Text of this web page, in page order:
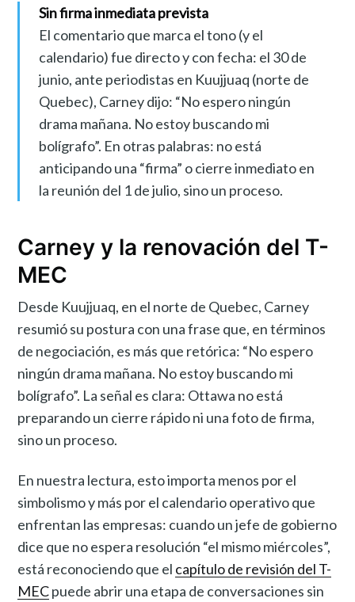
Sin firma inmediata prevista
El comentario que marca el tono (y el
calendario) fue directo y con fecha: el 30 de
junio, ante periodistas en Kuujjuaq (norte de
Quebec), Carney dijo: “No espero ningún
drama mañana. No estoy buscando mi
bolígrafo”. En otras palabras: no está
anticipando una “firma” o cierre inmediato en
la reunión del 1 de julio, sino un proceso.
Carney y la renovación del T-
MEC
Desde Kuujjuaq, en el norte de Quebec, Carney
resumió su postura con una frase que, en términos
de negociación, es más que retórica: “No espero
ningún drama mañana. No estoy buscando mi
bolígrafo”. La señal es clara: Ottawa no está
preparando un cierre rápido ni una foto de firma,
sino un proceso.
En nuestra lectura, esto importa menos por el
simbolismo y más por el calendario operativo que
enfrentan las empresas: cuando un jefe de gobierno
dice que no espera resolución “el mismo miércoles”,
está reconociendo que el capítulo de revisión del T-
MECpuede abrir una etapa de conversaciones sin